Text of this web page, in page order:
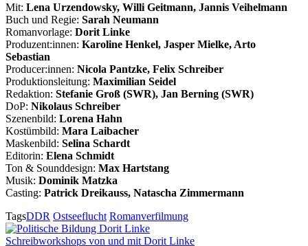
Mit: Lena Urzendowsky, Willi Geitmann, Jannis Veihelmann
Buch und Regie: Sarah Neumann
Romanvorlage: Dorit Linke
Produzent:innen: Karoline Henkel, Jasper Mielke, Arto
Sebastian
Producer:innen: Nicola Pantzke, Felix Schreiber
Produktionsleitung: Maximilian Seidel
Redaktion: Stefanie Groß (SWR), Jan Berning (SWR)
DoP: Nikolaus Schreiber
Szenenbild: Lorena Hahn
Kostümbild: Mara Laibacher
Maskenbild: Selina Schardt
Editorin: Elena Schmidt
Ton & Sounddesign: Max Hartstang
Musik: Dominik Matzka
Casting: Patrick Dreikauss, Natascha Zimmermann
TagsDDR Ostseeflucht Romanverfilmung
Schreibworkshops von und mit Dorit Linke